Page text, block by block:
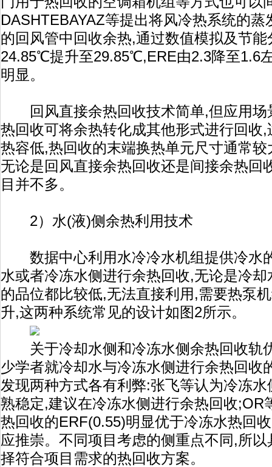
DASHTEBAYAZ等提出将风冷热系统的
的回风管中回收余热,通过数值模拟及节
24.85℃提升至29.85℃,ERE由2.3降至1.6
明显。
回风直接余热回收技术简单,但应用场
热回收可将余热转化成其他形式进行回收
热容低,热回收的末端换热单元尺寸通常
无论是回风直接余热回收还是间接余热回
目并不多。
2）水(液)侧余热利用技术
数据中心利用水冷冷水机组提供冷水
水或者冷冻水侧进行余热回收,无论是冷
的品位都比较低,无法直接利用,需要热泵
升,这两种系统常见的设计如图2所示。
关于冷却水侧和冷冻水侧余热回收轨
少学者就冷却水与冷冻水侧进行余热回收
发现两种方式各有利弊:张飞等认为冷冻
熟稳定,建议在冷冻水侧进行余热回收;OR
热回收的ERF(0.55)明显优于冷冻水热回
应推崇。不同项目考虑的侧重点不同,所
择符合项目需求的热回收方案。